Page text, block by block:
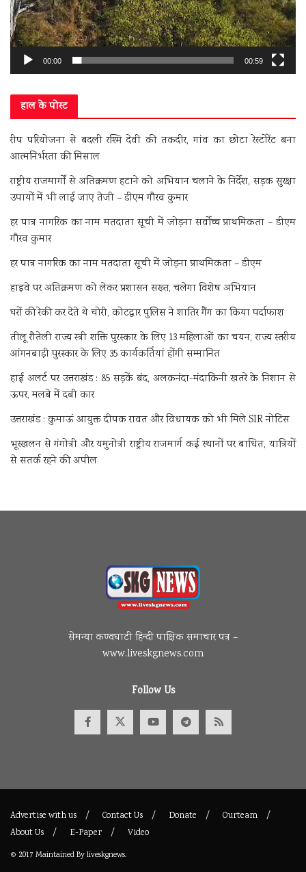
00:00 00:59
हाल के पोस्ट
रीप परियोजना से बदली रश्मि देवी की तकदीर, गांव का छोटा रेस्टोरेंट बना
आत्मनिर्भरता की मिसाल
राष्ट्रीय राजमार्गों से अतिक्रमण हटाने को अभियान चलाने के निर्देश, सड़क सुरक्षा
उपायों में भी लाई जाए तेजी – डीएम गौरव कुमार
हर पात्र नागरिक का नाम मतदाता सूची में जोड़ना सर्वोच्च प्राथमिकता – डीएम
गौरव कुमार
हर पात्र नागरिक का नाम मतदाता सूची में जोड़ना प्राथमिकता – डीएम
हाइवे पर अतिक्रमण को लेकर प्रशासन सख्त, चलेगा विशेष अभियान
घरों की रेकी कर देते थे चोरी, कोटद्वार पुलिस ने शातिर गैंग का किया पर्दाफाश
तीलू रौतेली राज्य स्त्री शक्ति पुरस्कार के लिए 13 महिलाओं का चयन, राज्य स्तरीय
आंगनबाड़ी पुरस्कार के लिए 35 कार्यकर्तियां होंगी सम्मानित
हाई अलर्ट पर उत्तराखंड : 85 सड़कें बंद, अलकनंदा-मंदाकिनी खतरे के निशान से
ऊपर, मलबे में दबी कार
उत्तराखंड : कुमाऊं आयुक्त दीपक रावत और विधायक को भी मिले SIR नोटिस
भूस्खलन से गंगोत्री और यमुनोत्री राष्ट्रीय राजमार्ग कई स्थानों पर बाधित, यात्रियों
से सतर्क रहने की अपील
सेमन्या कण्वघाटी हिन्दी पाक्षिक समाचार पत्र –
www.liveskgnews.com
Follow Us
Advertise with us Contact Us Donate
Ourteam
About Us
E-Paper Video
© 2017 Maintained Byliveskgnews.